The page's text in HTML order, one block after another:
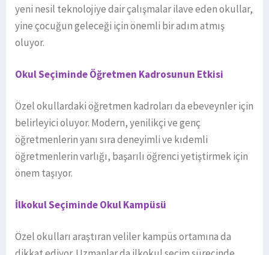
yeni nesil teknolojiye dair çalışmalar ilave eden okullar,
yine çocuğun geleceği için önemli bir adım atmış
oluyor.
Okul Seçiminde Öğretmen Kadrosunun Etkisi
Özel okullardaki öğretmen kadroları da ebeveynler için
belirleyici oluyor. Modern, yenilikçi ve genç
öğretmenlerin yanı sıra deneyimli ve kıdemli
öğretmenlerin varlığı, başarılı öğrenci yetiştirmek için
önem taşıyor.
İlkokul Seçiminde Okul Kampüsü
Özel okulları araştıran veliler kampüs ortamına da